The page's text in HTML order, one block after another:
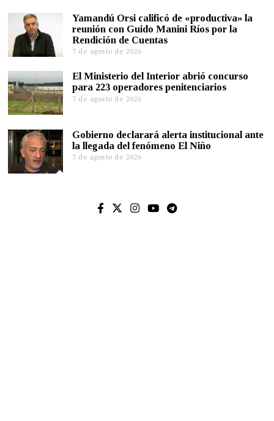
Yamandú Orsi calificó de «productiva» la
reunión con Guido Manini Ríos por la
Rendición de Cuentas
7 de agosto de 2026
El Ministerio del Interior abrió concurso
para 223 operadores penitenciarios
7 de agosto de 2026
Gobierno declarará alerta institucional ante
la llegada del fenómeno El Niño
7 de agosto de 2026